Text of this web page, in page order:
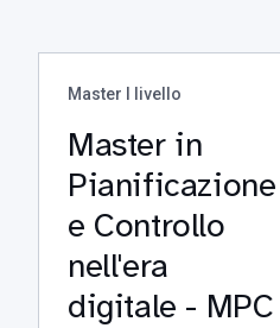
Master I livello
Master in
Pianificazione
e Controllo
nell'era
digitale - MPC